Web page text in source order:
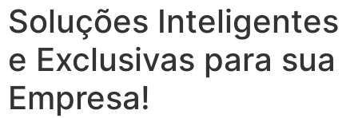
Soluções Inteligentes
e Exclusivas para sua
Empresa!